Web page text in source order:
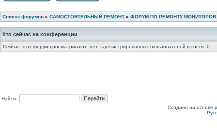
Список форумов » САМОСТОЯТЕЛЬНЫЙ РЕМОНТ » ФОРУМ ПО РЕМОНТУ МОНИТОРОВ
Кто сейчас на конференции
Сейчас этот форум просматривают: нет зарегистрированных пользователей и гости: 0
Найти:
Создано на основе